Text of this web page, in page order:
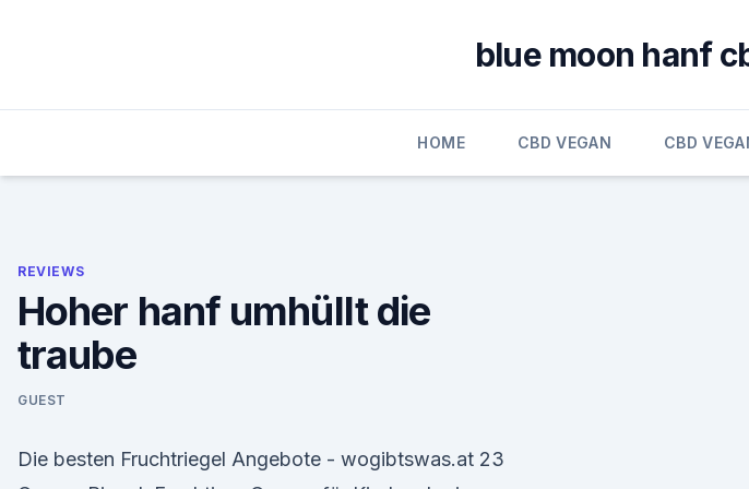
blue moon hanf
HOME CBD VEGAN CBD
REVIEWS
Hoher hanf umhüllt die
traube
GUEST
Die besten Fruchtriegel Angebote - wogibtswas.at 23